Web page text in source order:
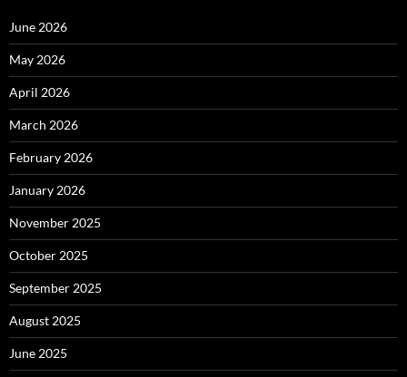
June 2026
May 2026
April 2026
March 2026
February 2026
January 2026
November 2025
October 2025
September 2025
August 2025
June 2025